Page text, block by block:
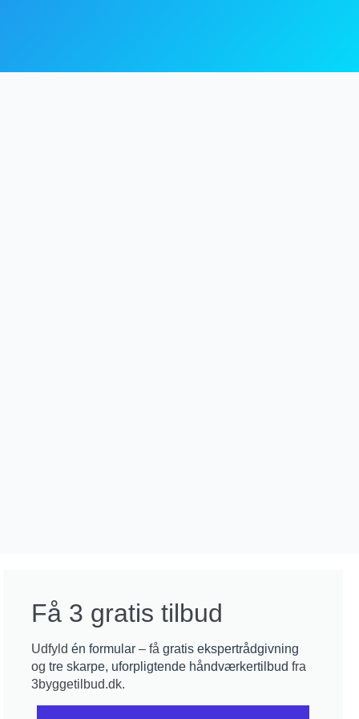
Få 3 gratis tilbud
Udfyldén formular – fågratis ekspertrådgivning
ogtre skarpe, uforpligtende håndværkertilbud fra
3byggetilbud.dk.